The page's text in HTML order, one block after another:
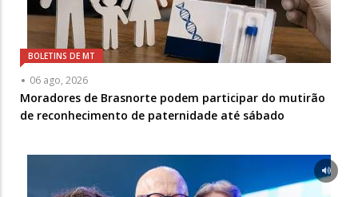
BOLETINS DE MT
06 ago, 2026
Moradores de Brasnorte podem participar do mutirão
de reconhecimento de paternidade até sábado